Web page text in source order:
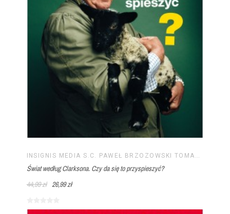
INSIGNIS MEDIA S.C. PAWEŁ BRZOZOWSKI TOMASZ BRZOZOWSKI
Świat według Clarksona. Czy da się to przyspieszyć?
44,99 zł 26,99 zł